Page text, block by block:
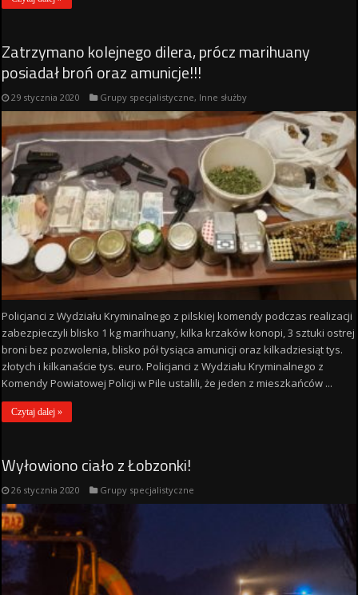
Zatrzymano kolejnego dilera, prócz marihuany
posiadał broń oraz amunicje!!!
29 stycznia 2020 Grupy specjalistyczne, Inne służby
Policjanci z Wydziału Kryminalnego z pilskiej komendy podczas realizacji
zabezpieczyli blisko 1 kg marihuany, kilka krzaków konopi, 3 sztuki ostrej
broni bez pozwolenia, blisko pół tysiąca amunicji oraz kilkadziesiąt tys.
złotych i kilkanaście tys. euro. Policjanci z Wydziału Kryminalnego z
Komendy Powiatowej Policji w Pile ustalili, że jeden z mieszkańców ...
Czytaj dalej »
Wyłowiono ciało z Łobzonki!
26 stycznia 2020 Grupy specjalistyczne